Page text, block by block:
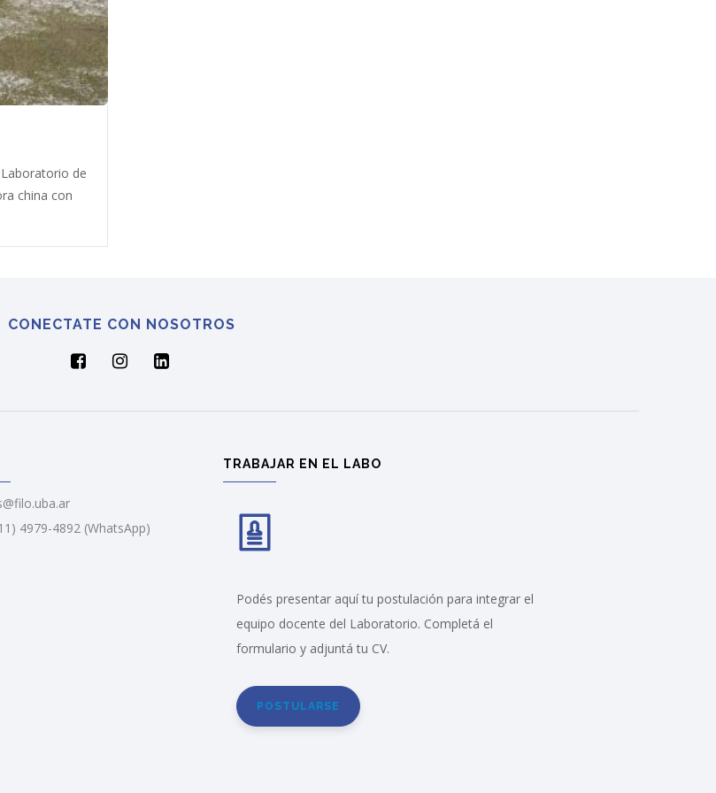
de
china con
CONECTATE CON NOSOTROS
4979-4892 (WhatsApp)
TRABAJAR EN EL LABO
Podés presentar aquí tu postulación para integrar el
equipo docente del Laboratorio. Completá el
formulario y adjuntá tu CV.
POSTULARSE